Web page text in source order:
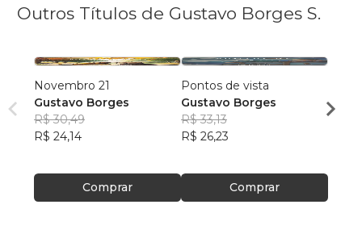
Outros Títulos de Gustavo Borges S.
Novembro 21
Gustavo Borges
R$ 30,49
R$ 24,14
Comprar
Pontos de vista
Gustavo Borges
R$ 33,13
R$ 26,23
Comprar
R$